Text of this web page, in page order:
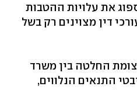
את עלויות ההטבות
דין מצוינים רק בשל
החלטה בין משרד
התנאים הנלווים,